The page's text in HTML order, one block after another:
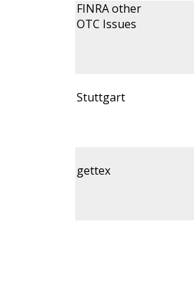
FINRA other
OTC Issues
Stuttgart
gettex